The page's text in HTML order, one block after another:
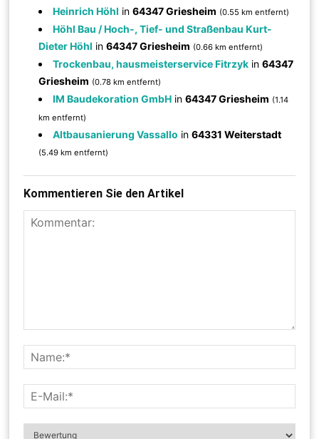
Heinrich Höhl in64347 Griesheim (0.55 km entfernt)
Höhl Bau / Hoch-, Tief- und Straßenbau Kurt-
Dieter Höhl in64347 Griesheim (0.66 km entfernt)
Trockenbau, hausmeisterservice Fitrzyk in64347
Griesheim (0.78 km entfernt)
IM Baudekoration GmbH in64347 Griesheim (1.14
km entfernt)
Altbausanierung Vassallo in64331 Weiterstadt
(5.49 km entfernt)
Kommentieren Sie den Artikel